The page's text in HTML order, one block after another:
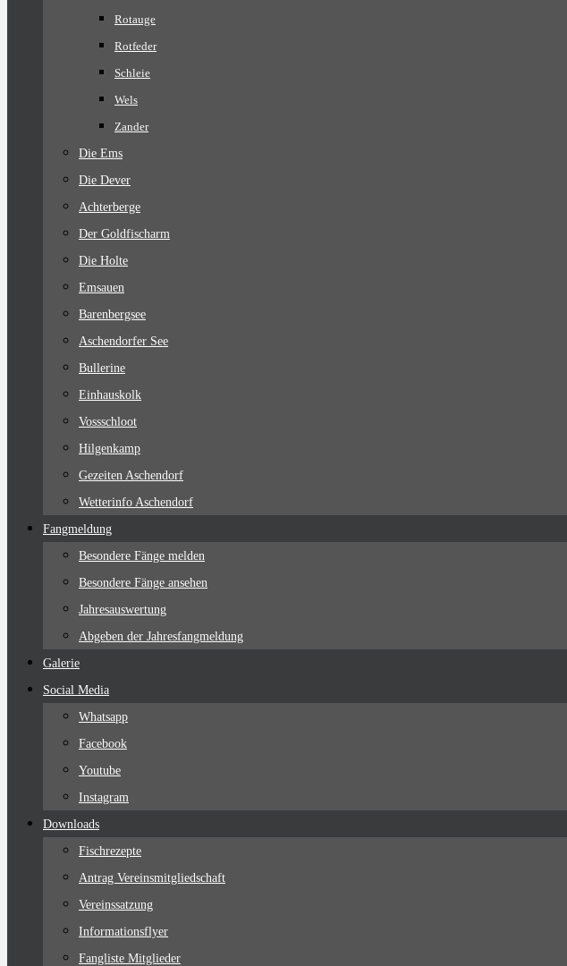
Rotauge
Rotfeder
Schleie
Wels
Zander
Die Ems
Die Dever
Achterberge
Der Goldfischarm
Die Holte
Emsauen
Barenbergsee
Aschendorfer See
Bullerine
Einhauskolk
Vossschloot
Hilgenkamp
Gezeiten Aschendorf
Wetterinfo Aschendorf
Fangmeldung
Besondere Fänge melden
Besondere Fänge ansehen
Jahresauswertung
Abgeben der Jahresfangmeldung
Galerie
Social Media
Whatsapp
Facebook
Youtube
Instagram
Downloads
Fischrezepte
Antrag Vereinsmitgliedschaft
Vereinssatzung
Informationsflyer
Fangliste Mitglieder